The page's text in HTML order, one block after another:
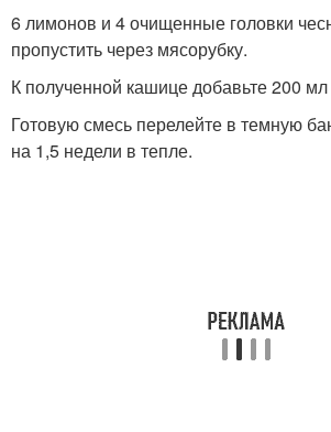
6 лимонов и 4 очищенные головки
пропустить через мясорубку.
К полученной кашице добавьте 200
Готовую смесь перелейте в темную
на 1,5 недели в тепле.